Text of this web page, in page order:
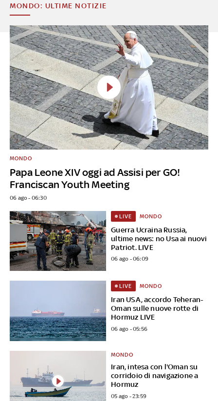
MONDO: ULTIME NOTIZIE
Papa Leone XIV oggi ad Assisi per GO!
Franciscan Youth Meeting
MONDO
06 ago - 06:30
Guerra Ucraina Russia,
ultime news: no Usa ai nuovi
Patriot. LIVE
LIVE MONDO
06 ago - 06:09
Iran USA, accordo Teheran-
Oman sulle nuove rotte di
Hormuz LIVE
LIVE MONDO
06 ago - 05:56
Iran, intesa con l'Oman su
corridoio di navigazione a
Hormuz
MONDO
05 ago - 23:59